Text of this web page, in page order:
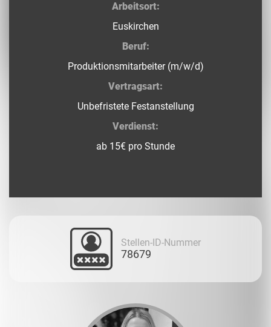
Arbeitsort:
Euskirchen
Beruf:
Produktionsmitarbeiter (m/w/d)
Vertragsart:
Unbefristete Festanstellung
Verdienst:
ab 15€ pro Stunde
Stellen-ID-Nummer
78679